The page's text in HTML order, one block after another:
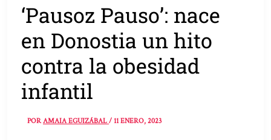
‘Pausoz Pauso’: nace
en Donostia un hito
contra la obesidad
infantil
PORAMAIA EGUIZÁBAL/11 ENERO, 2023